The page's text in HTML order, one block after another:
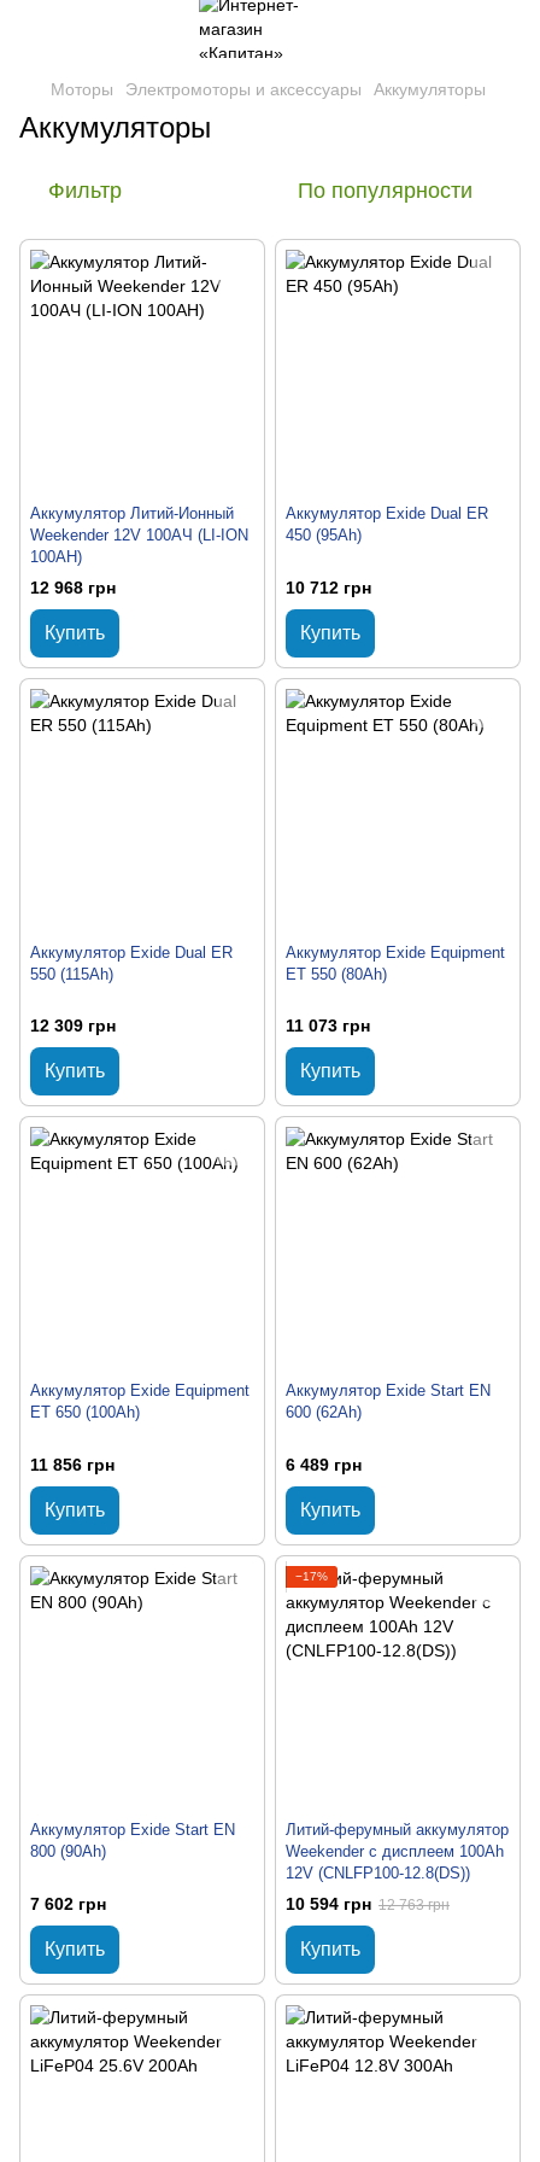
Моторы Электромоторы и аксессуары Аккумуляторы
Аккумуляторы
Фильтр По популярности
Аккумулятор Литий-Ионный
Weekender 12V 100AЧ (LI-ION
100AH)
12 968 грн
Купить
Аккумулятор Exide Dual ER
450 (95Ah)
10 712 грн
Купить
Аккумулятор Exide Dual ER
550 (115Ah)
12 309 грн
Купить
Аккумулятор Exide Equipment
ET 550 (80Ah)
11 073 грн
Купить
Аккумулятор Exide Equipment
ET 650 (100Ah)
11 856 грн
Купить
Аккумулятор Exide Start EN
600 (62Ah)
6 489 грн
Купить
Аккумулятор Exide Start EN
800 (90Ah)
7 602 грн
Купить
−17%
Литий-ферумный аккумулятор
Weekender с дисплеем 100Ah
12V (CNLFP100-12.8(DS))
10 594 грн 12 763 грн
Купить